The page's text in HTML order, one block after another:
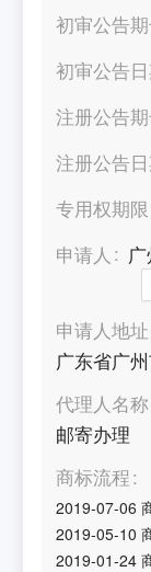
初审公告
初审公告
注册公告
注册公告
专用权期限
申请人
申请人地址
广东省广
代理人名称
邮寄办理
商标流程
2019-07-06
2019-05-10
2019-01-24